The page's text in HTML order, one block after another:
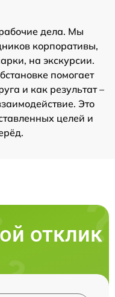
дела. Мы
корпоративы,
на экскурсии.
помогает
и как результат –
Это
целей и
отклик